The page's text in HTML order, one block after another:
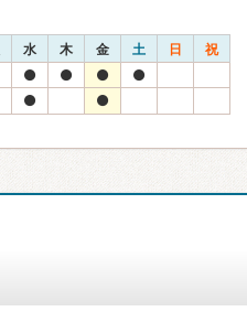
水 木 金 土 日 祝